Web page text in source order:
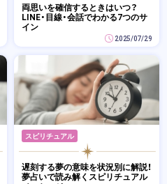
両思いを確信するときはいつ？
LINE・目線・会話でわかる7つのサ
イン
2025/07/29
スピリチュアル
遅刻する夢の意味を状況別に解説！
夢占いで読み解くスピリチュアル